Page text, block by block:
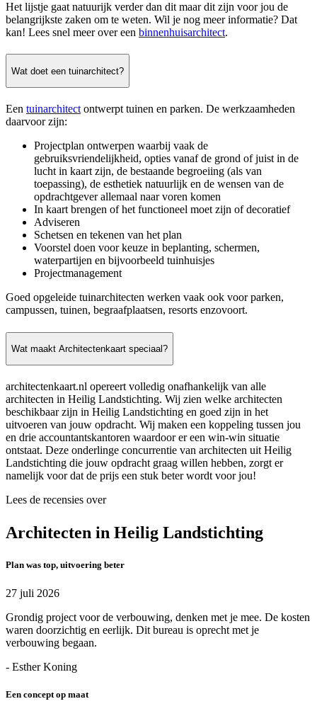
Het lijstje gaat natuurijk verder dan dit maar dit zijn voor jou de
belangrijkste zaken om te weten. Wil je nog meer informatie? Dat
kan! Lees snel meer over een binnenhuisarchitect.
Wat doet een tuinarchitect?
Een tuinarchitect ontwerpt tuinen en parken. De werkzaamheden
daarvoor zijn:
Projectplan ontwerpen waarbij vaak de
gebruiksvriendelijkheid, opties vanaf de grond of juist in de
lucht in kaart zijn, de bestaande begroeiing (als van
toepassing), de esthetiek natuurlijk en de wensen van de
opdrachtgever allemaal naar voren komen
In kaart brengen of het functioneel moet zijn of decoratief
Adviseren
Schetsen en tekenen van het plan
Voorstel doen voor keuze in beplanting, schermen,
waterpartijen en bijvoorbeeld tuinhuisjes
Projectmanagement
Goed opgeleide tuinarchitecten werken vaak ook voor parken,
campussen, tuinen, begraafplaatsen, resorts enzovoort.
Wat maakt Architectenkaart speciaal?
architectenkaart.nl opereert volledig onafhankelijk van alle
architecten in Heilig Landstichting. Wij zien welke architecten
beschikbaar zijn in Heilig Landstichting en goed zijn in het
uitvoeren van jouw opdracht. Wij maken een koppeling tussen jou
en drie accountantskantoren waardoor er een win-win situatie
ontstaat. Deze onderlinge concurrentie van architecten uit Heilig
Landstichting die jouw opdracht graag willen hebben, zorgt er
namelijk voor dat de prijs een stuk beter wordt voor jou!
Lees de recensies over
Architecten in Heilig Landstichting
Plan was top, uitvoering beter
27 juli 2026
Grondig project voor de verbouwing, denken met je mee. De kosten
waren doorzichtig en eerlijk. Dit bureau is oprecht met je
verbouwing begaan.
- Esther Koning
Een concept op maat